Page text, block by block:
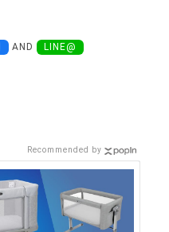
AND LINE@
Recommended by